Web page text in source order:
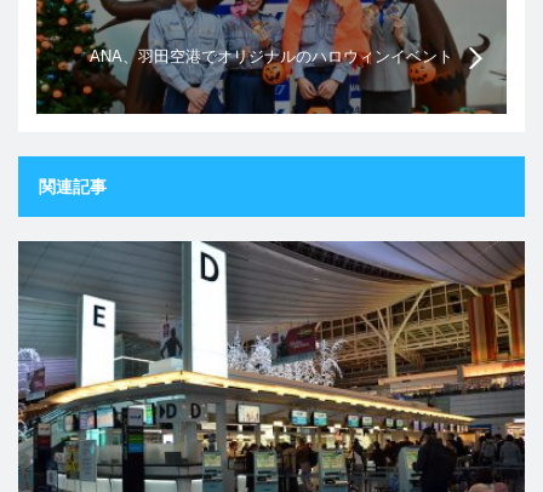
ANA、羽田空港でオリジナルのハロウィンイベント
を開催
関連記事